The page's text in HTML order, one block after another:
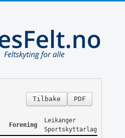
PDF
Tilbake
Forening
Leikanger
Sportskyttarlag